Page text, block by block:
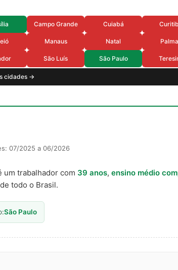
Campo Grande Cuiabá
Manaus Natal
São Luís São Paulo
cidades →
07/2025 a 06/2026
um trabalhador com 39 anos, ensino médio
de todo o Brasil.
São Paulo